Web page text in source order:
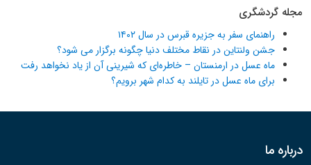
مجله گردشگری
راهنمای سفر به جزیره قبرس در سال ۱۴۰۲
جشن ولنتاین در نقاط مختلف دنیا چگونه برگزار می شود؟
ماه عسل در ارمنستان – خاطره‌ای که شیرینی آن از یاد نخواهد رفت
برای ماه عسل در تایلند به کدام شهر برویم؟
درباره ما